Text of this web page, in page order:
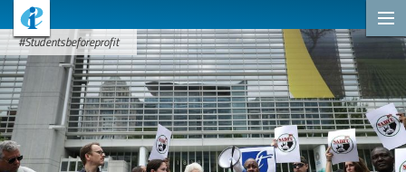
#Studentsbeforeprofit